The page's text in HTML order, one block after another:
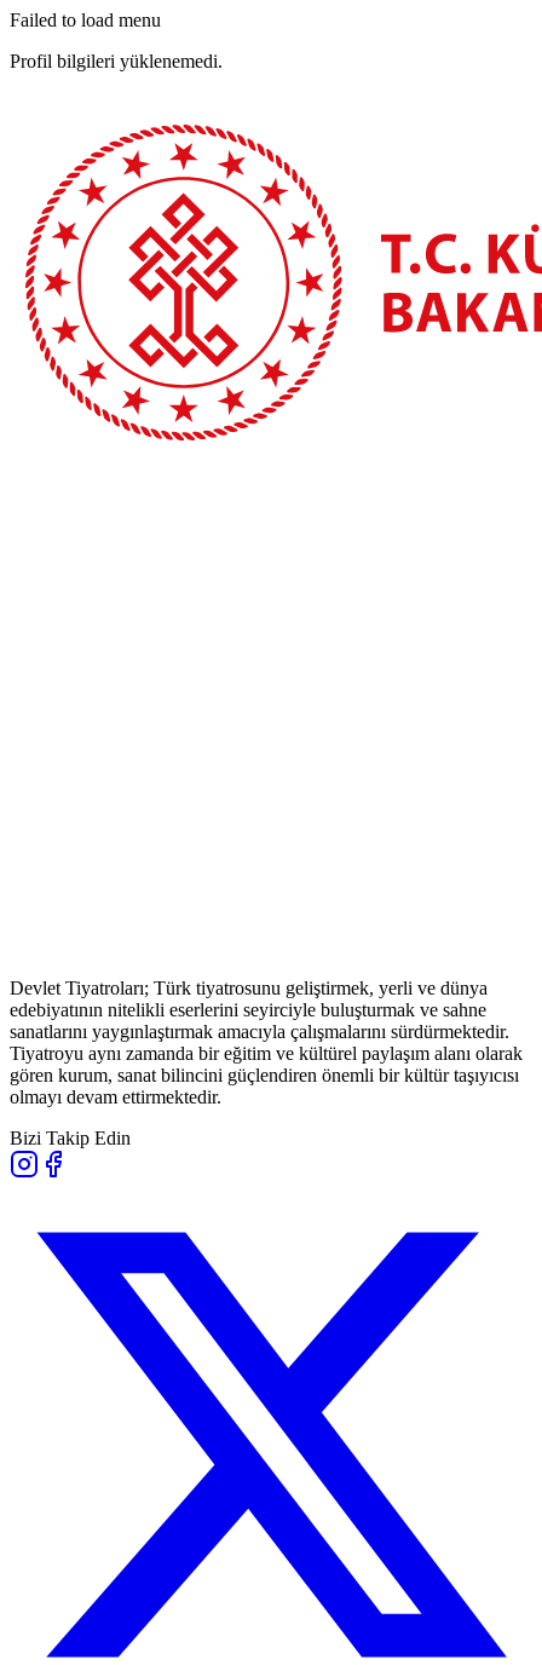
Failed to load menu
Profil bilgileri yüklenemedi.
Devlet Tiyatroları; Türk tiyatrosunu geliştirmek, yerli ve dünya
edebiyatının nitelikli eserlerini seyirciyle buluşturmak ve sahne
sanatlarını yaygınlaştırmak amacıyla çalışmalarını sürdürmektedir.
Tiyatroyu aynı zamanda bir eğitim ve kültürel paylaşım alanı olarak
gören kurum, sanat bilincini güçlendiren önemli bir kültür taşıyıcısı
olmayı devam ettirmektedir.
Bizi Takip Edin